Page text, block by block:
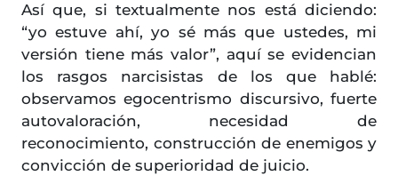
Así que, si textualmente nos está diciendo:
“yo estuve ahí, yo sé más que ustedes, mi
versión tiene más valor”, aquí se evidencian
los rasgos narcisistas de los que hablé:
observamos egocentrismo discursivo, fuerte
autovaloración, necesidad de
reconocimiento, construcción de enemigos y
convicción de superioridad de juicio.